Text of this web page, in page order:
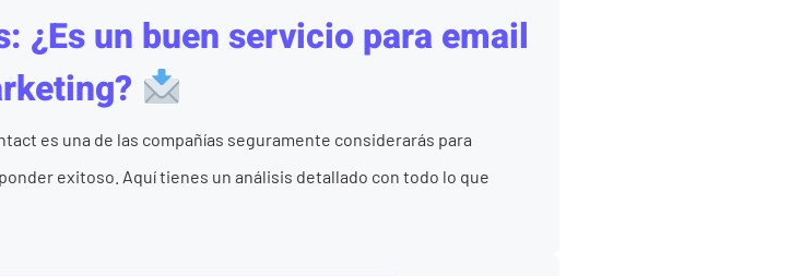
¿Es un buen servicio para email
es una de las compañías seguramente considerarás para
exitoso. Aquí tienes un análisis detallado con todo lo que